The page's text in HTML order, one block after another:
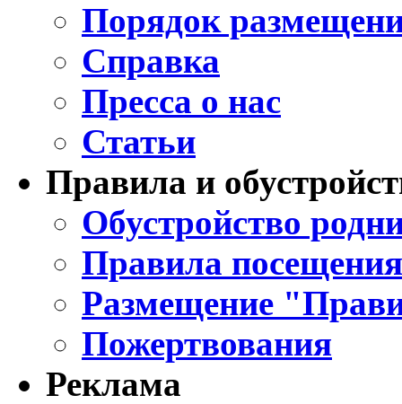
Порядок
Справка
Пресса о нас
Статьи
Правила и
Обустройство
Правила
Размещение
Пожертвования
Реклама